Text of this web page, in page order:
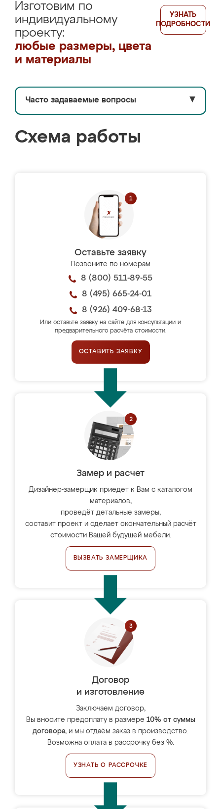
Изготовим по
индивидуальному
проекту:
любые размеры, цвета
и материалы
УЗНАТЬ
ПОДРОБНОСТИ
Часто задаваемые вопросы ▼
Схема работы
Оставьте заявку
Позвоните по номерам
8 (800) 511-89-55
8 (495) 665-24-01
8 (926) 409-68-13
Или оставьте заявку на сайте для консультации и
предварительного расчёта стоимости.
ОСТАВИТЬ ЗАЯВКУ
Замер и расчет
Дизайнер-замерщик приедет к Вам с каталогом
материалов,
проведёт детальные замеры,
составит проект и сделает окончательный расчёт
стоимости Вашей будущей мебели.
ВЫЗВАТЬ ЗАМЕРЩИКА
Договор
и изготовление
Заключаем договор,
Вы вносите предоплату в размере 10% от суммы
договора, и мы отдаём заказ в производство.
Возможна оплата в рассрочку без %.
УЗНАТЬ О РАССРОЧКЕ